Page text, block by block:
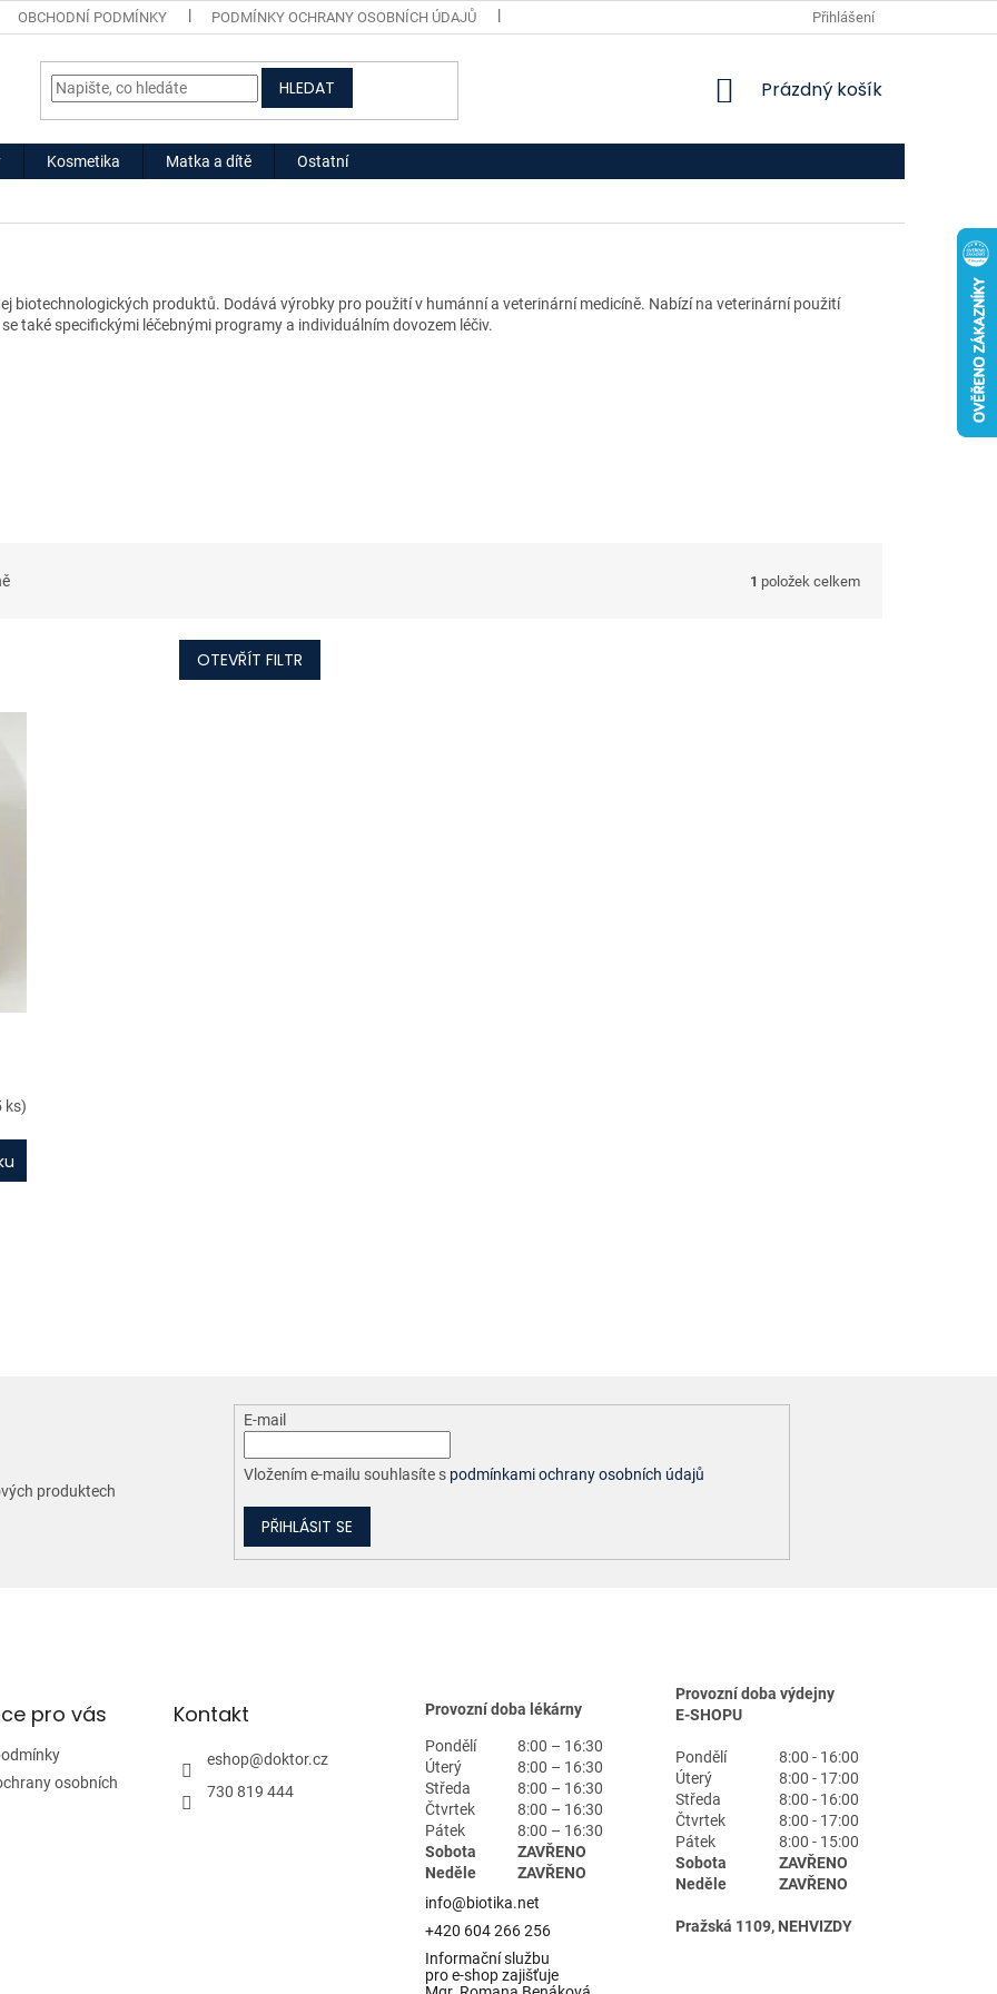
OBCHODNÍ PODMÍNKY PODMÍNKY OCHRANY OSOBNÍCH ÚDAJŮ Přihlášení
HLEDAT
NÁKUPNÍ
Prázdný košík
Kosmetika Matka a dítě Ostatní
biotechnologických produktů. Dodává výrobky pro použití v humánní a veterinární medicíně. Nabízí na veterinární použití
také specifickými léčebnými programy a individuálním dovozem léčiv.
1 položek celkem
OTEVŘÍT FILTR
ks)
c
í
p
r
y
v
produktech
E-mail
Vložením e-mailu souhlasíte s podmínkami ochrany osobních údajů
PŘIHLÁSIT SE
pro vás
osobních
Kontakt
eshop@doktor.cz
730 819 444
Provozní doba lékárny
Pondělí
8:00 – 16:30
Úterý
8:00 – 16:30
Středa
8:00 – 16:30
Čtvrtek
8:00 – 16:30
Pátek
8:00 – 16:30
Sobota
ZAVŘENO
Neděle
ZAVŘENO
info@biotika.net
+420 604 266 256
Informační službu
pro e-shop zajišťuje
Provozní doba výdejny
E-SHOPU
Pondělí
8:00 - 16:00
Úterý
8:00 - 17:00
Středa
8:00 - 16:00
Čtvrtek
8:00 - 17:00
Pátek
8:00 - 15:00
Sobota
ZAVŘENO
Neděle
ZAVŘENO
Pražská 1109, NEHVIZDY